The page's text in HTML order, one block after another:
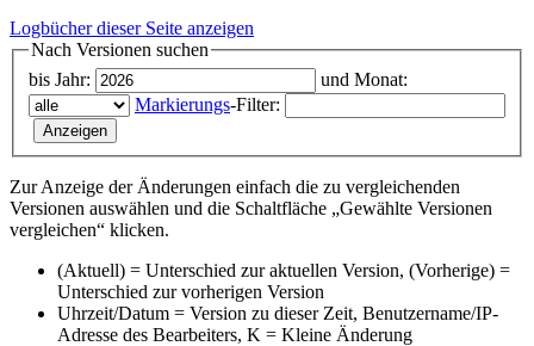
Logbücher dieser Seite anzeigen
Nach Versionen suchen
bis Jahr:
und Monat:
Markierungs-Filter:
Zur Anzeige der Änderungen einfach die zu vergleichenden
Versionen auswählen und die Schaltfläche „Gewählte Versionen
vergleichen“ klicken.
(Aktuell) = Unterschied zur aktuellen Version, (Vorherige) =
Unterschied zur vorherigen Version
Uhrzeit/Datum = Version zu dieser Zeit, Benutzername/IP-
Adresse des Bearbeiters, K = Kleine Änderung